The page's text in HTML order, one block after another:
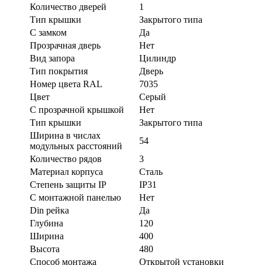
Количество дверей
1
Тип крышки
Закрытого типа
С замком
Да
Прозрачная дверь
Нет
Вид запора
Цилиндр
Тип покрытия
Дверь
Номер цвета RAL
7035
Цвет
Серый
С прозрачной крышкой
Нет
Тип крышки
Закрытого типа
Ширина в числах
модульных расстояний
54
Количество рядов
3
Материал корпуса
Сталь
Степень защиты IP
IP31
С монтажной панелью
Нет
Din рейка
Да
Глубина
120
Ширина
400
Высота
480
Способ монтажа
Открытой установки